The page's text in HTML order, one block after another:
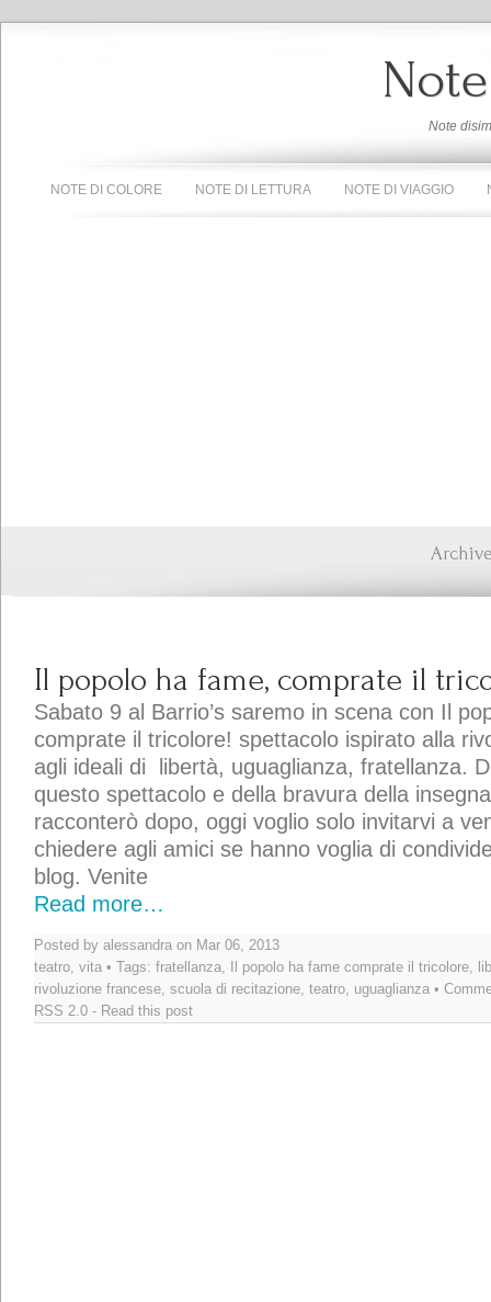
Note
NOTE DI COLORE NOTE DI LETTURA NOTE DI VIAGGIO
Il popolo ha fame, comprate il
Sabato 9 al Barrio’s saremo in scena con Il
comprate il tricolore! spettacolo ispirato alla
agli ideali di libertà, uguaglianza, fratellanza.
questo spettacolo e della bravura della
racconterò dopo, oggi voglio solo invitarvi a
chiedere agli amici se hanno voglia di
blog. Venite
Read more…
Posted by alessandra on Mar 06, 2013
teatro, vita • Tags: fratellanza, Il popolo ha fame comprate il tricolore,
rivoluzione francese, scuola di recitazione, teatro, uguaglianza •
RSS 2.0 - Read this post